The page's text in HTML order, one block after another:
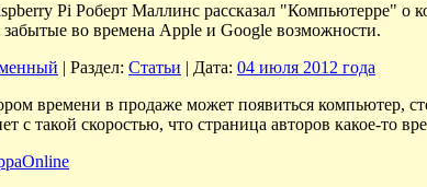
Pi Роберт Маллинс рассказал "Компьютерре"
забытые во времена Apple и Google возможности.
| Раздел: Статьи | Дата: 04 июля 2012 года
времени в продаже может появиться компьютер,
с такой скоростью, что страница авторов какое-то